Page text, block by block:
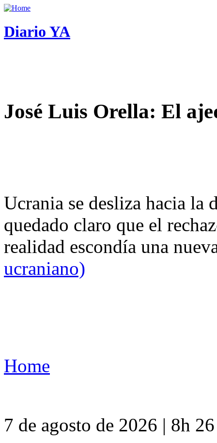
Diario YA
José Luis Orella: El
Ucrania se desliza hacia
quedado claro que el
realidad escondía una
ucraniano)
Home
7 de agosto de 2026 | 8h